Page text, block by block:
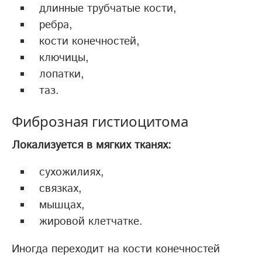
длинные трубчатые кости,
ребра,
кости конечностей,
ключицы,
лопатки,
таз.
Фиброзная гистиоцитома
Локализуется в мягких тканях:
сухожилиях,
связках,
мышцах,
жировой клетчатке.
Иногда переходит на кости конечностей